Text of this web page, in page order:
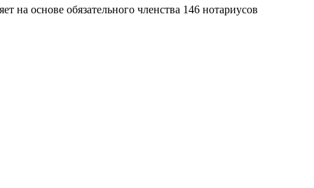
на основе обязательного членства 146 нотариусов